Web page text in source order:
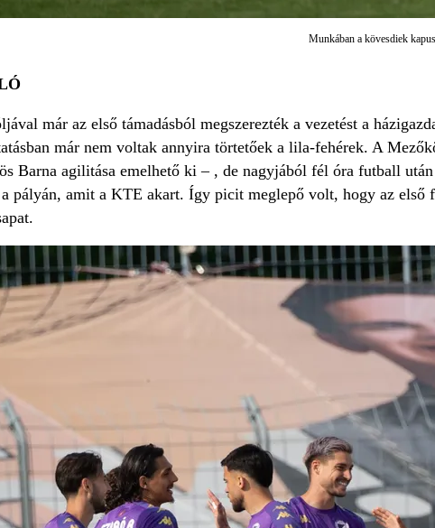
Munkában a kövesdiek
már az első támadásból megszerezték a vezetést a
már nem voltak annyira törtetőek a lila-fehérek. A
Barna agilitása emelhető ki – , de nagyjából fél óra futball
pályán, amit a KTE akart. Így picit meglepő volt, hogy az első